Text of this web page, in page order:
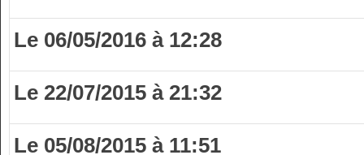
Le 06/05/2016 à 12:28
Le 22/07/2015 à 21:32
Le 05/08/2015 à 11:51